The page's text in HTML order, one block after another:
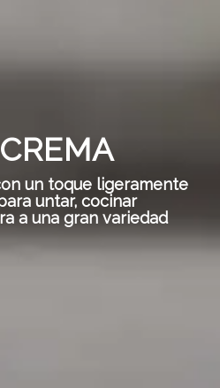
un toque ligeramente
untar, cocinar
a una gran variedad